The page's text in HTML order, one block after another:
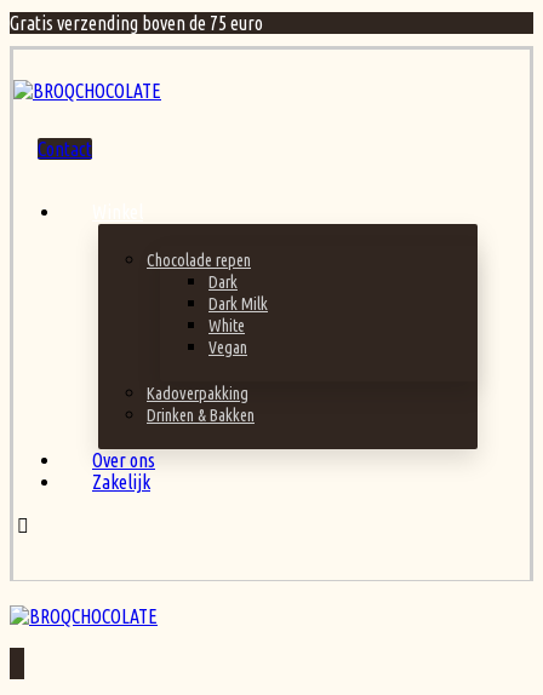
Gratis verzending boven de 75 euro
Contact
Chocolade repen
Dark
Dark Milk
White
Vegan
Kadoverpakking
Drinken & Bakken
Over ons
Zakelijk